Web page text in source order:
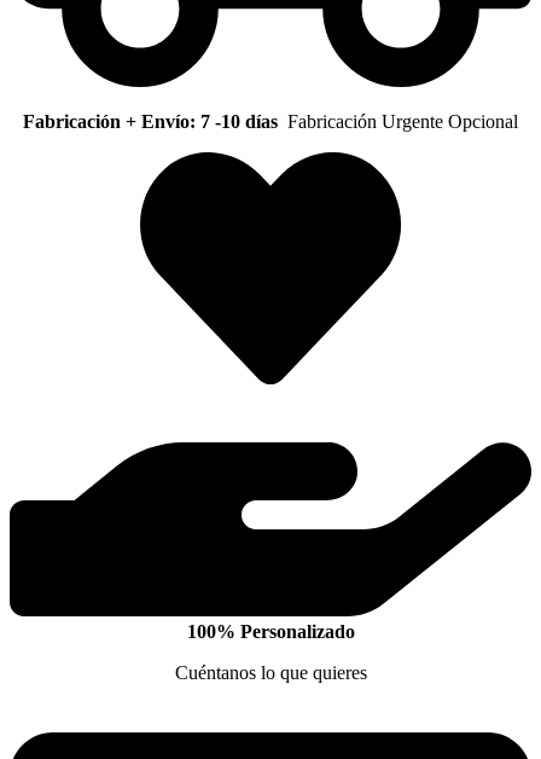
Fabricación + Envío: 7 -10 días Fabricación Urgente Opcional
100% Personalizado
Cuéntanos lo que quieres